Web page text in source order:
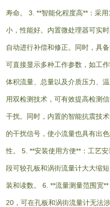
寿命。 3. **智能化程度高**：采
小，性能好。内置微处理器可实
自动进行补偿和修正。同时，具
可直接显示多种工作参数，如工
体积流量、总量以及介质压力、
用双检测技术，可有效提高检测
干扰。同时，内置的智能抗震技
的干扰信号，使小流量也具有出
性。 5. **安装使用方便**：工艺
段可较孔板和涡街流量计大大缩
装和读数。 6. **流量测量范围宽
20，可在孔板和涡街流量计无法